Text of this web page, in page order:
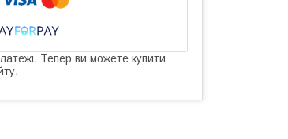
Тепер ви можете купити